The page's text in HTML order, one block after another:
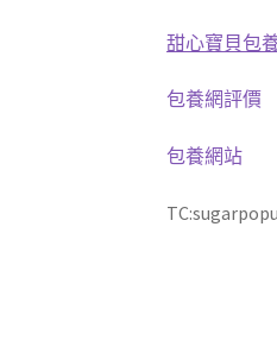
甜心寶貝包
包養網評價
包養網站